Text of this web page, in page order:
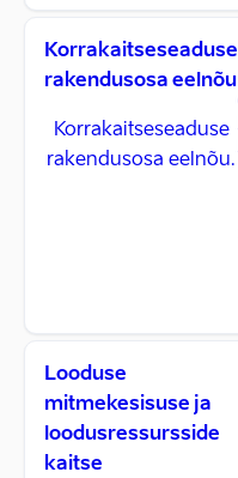
Korrakaitseseaduse
rakendusosa eelnõu
Korrakaitseseaduse
rakendusosa eelnõu.
Looduse
mitmekesisuse ja
loodusressursside
kaitse